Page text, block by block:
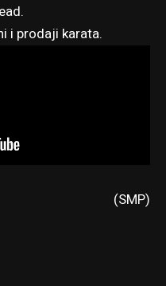
i prodaji karata.
(SMP)